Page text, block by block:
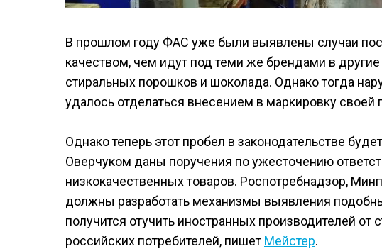
В прошлом году ФАС уже были выявлены случаи
качеством, чем идут под теми же брендами в
стиральных порошков и шоколада. Однако тогда
удалось отделаться внесением в маркировку
Однако теперь этот пробел в законодательстве
Оверчуком даны поручения по ужесточению
низкокачественных товаров. Роспотребнадзор,
должны разработать механизмы выявления
получится отучить иностранных производителей
российских потребителей, пишет Мейстер.